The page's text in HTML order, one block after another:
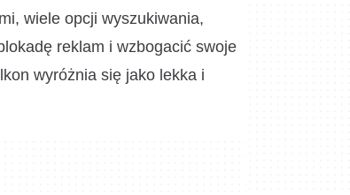
wiele opcji wyszukiwania,
reklam i wzbogacić swoje
wyróżnia się jako lekka i